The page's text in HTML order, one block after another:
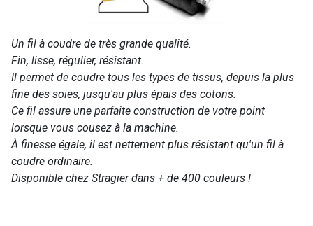
Un fil à coudre de très grande qualité.
Fin, lisse, régulier, résistant.
Il permet de coudre tous les types de tissus, depuis la plus
fine des soies, jusqu'au plus épais des cotons.
Ce fil assure une parfaite construction de votre point
lorsque vous cousez à la machine.
À finesse égale, il est nettement plus résistant qu'un fil à
coudre ordinaire.
Disponible chez Stragier dans + de 400 couleurs !